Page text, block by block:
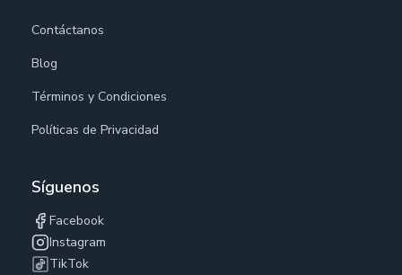
Contáctanos
Blog
Términos y Condiciones
Políticas de Privacidad
Síguenos
Facebook
Instagram
TikTok